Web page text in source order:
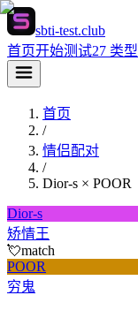
sbti-test.club
首页开始测试27 类型
首页
/
情侣配对
/
Dior-s × POOR
Dior-s
矫情王
💘match
POOR
穷鬼